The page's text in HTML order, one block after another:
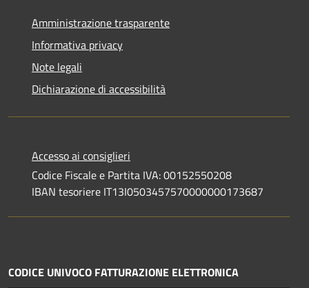
Amministrazione trasparente
Informativa privacy
Note legali
Dichiarazione di accessibilità
Accesso ai consiglieri
Codice Fiscale e Partita IVA: 00152550208
IBAN tesoriere IT13I0503457570000000173687
CODICE UNIVOCO FATTURAZIONE ELETTRONICA